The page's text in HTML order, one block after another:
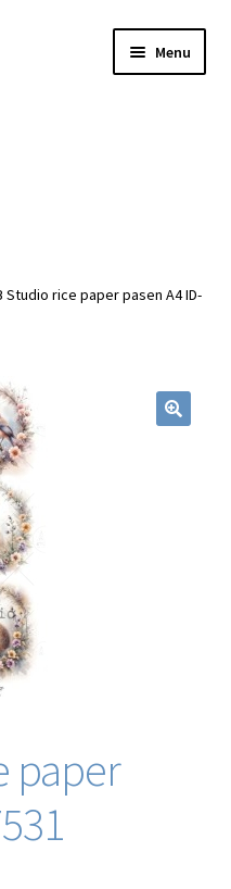
Menu
Studio rice paper pasen A4 ID-
paper